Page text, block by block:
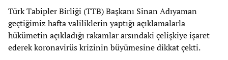
Türk Tabipler Birliği (TTB) Başkanı Sinan Adıyaman
geçtiğimiz hafta valiliklerin yaptığı açıklamalarla
hükümetin açıkladığı rakamlar arsındaki çelişkiye işaret
ederek koronavirüs krizinin büyümesine dikkat çekti.